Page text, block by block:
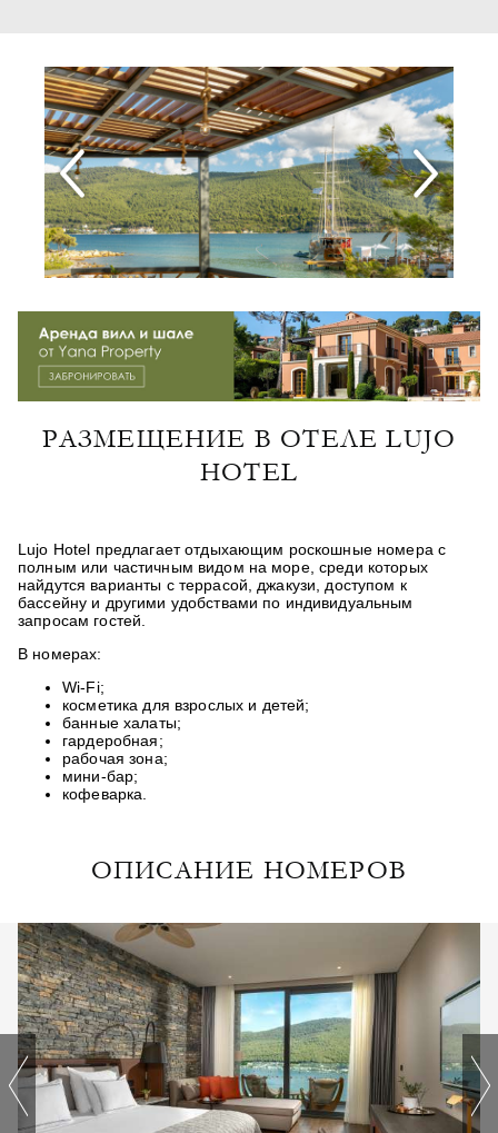
РАЗМЕЩЕНИЕ В ОТЕЛЕ LUJO
HOTEL
Lujo Hotel предлагает отдыхающим роскошные номера с
полным или частичным видом на море, среди которых
найдутся варианты с террасой, джакузи, доступом к
бассейну и другими удобствами по индивидуальным
запросам гостей.
В номерах:
Wi-Fi;
косметика для взрослых и детей;
банные халаты;
гардеробная;
рабочая зона;
мини-бар;
кофеварка.
ОПИСАНИЕ НОМЕРОВ